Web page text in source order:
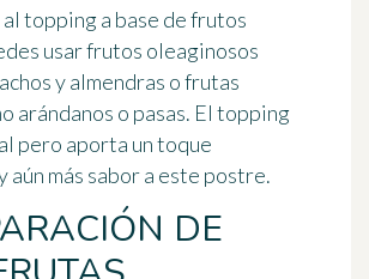
al topping a base de frutos
usar frutos oleaginosos
y almendras o frutas
arándanos o pasas. El topping
pero aporta un toque
aún más sabor a este postre.
DE